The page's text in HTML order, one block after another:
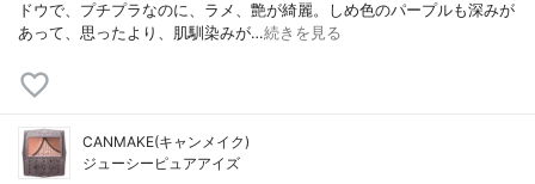
ドウで、プチプラなのに、ラメ、艶が綺麗。しめ色のパープルも深みが
あって、思ったより、肌馴染みが…続きを見る
CANMAKE(キャンメイク)
ジューシーピュアアイズ